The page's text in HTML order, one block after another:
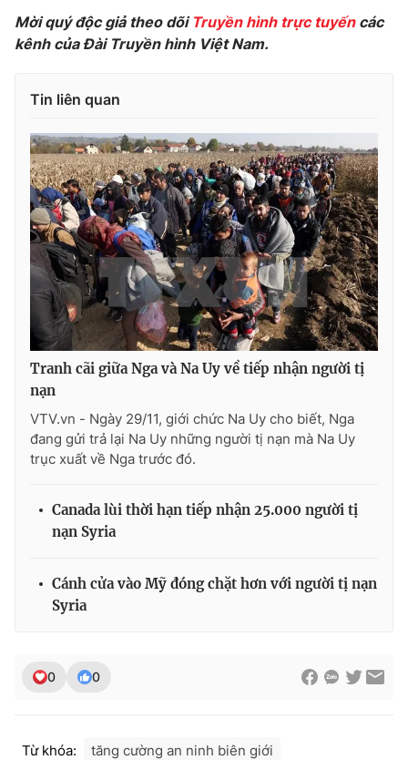
Thị trường
Lịch phát sóng
Photo Infographic
Video Shorts video
VTV Money VTV Thể thao
VTV Sức khoẻ Bất động sản
Thị trường 24h
VTV4 Vươn mình bằng AI
Liên hệ tòa soạn
Mời quý độc giả theo dõi Truyền hình trực tuyếncác
kênh của Đài Truyền hình Việt Nam.
Tin liên quan
Tranh cãi giữa Nga và Na Uy về tiếp nhận người tị
nạn
VTV.vn - Ngày 29/11, giới chức Na Uy cho biết, Nga
đang gửi trả lại Na Uy những người tị nạn mà Na Uy
trục xuất về Nga trước đó.
Canada lùi thời hạn tiếp nhận 25.000 người tị
nạn Syria
Cánh cửa vào Mỹ đóng chặt hơn với người tị nạn
Syria
0 0
Từ khóa:
tăng cường an ninh biên giới